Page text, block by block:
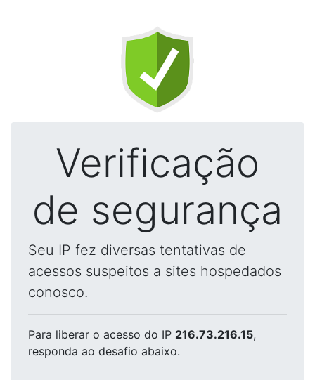
Verificação
de segurança
Seu IP fez diversas tentativas de
acessos suspeitos a sites hospedados
conosco.
Para liberar o acesso do IP 216.73.216.15,
responda ao desafio abaixo.